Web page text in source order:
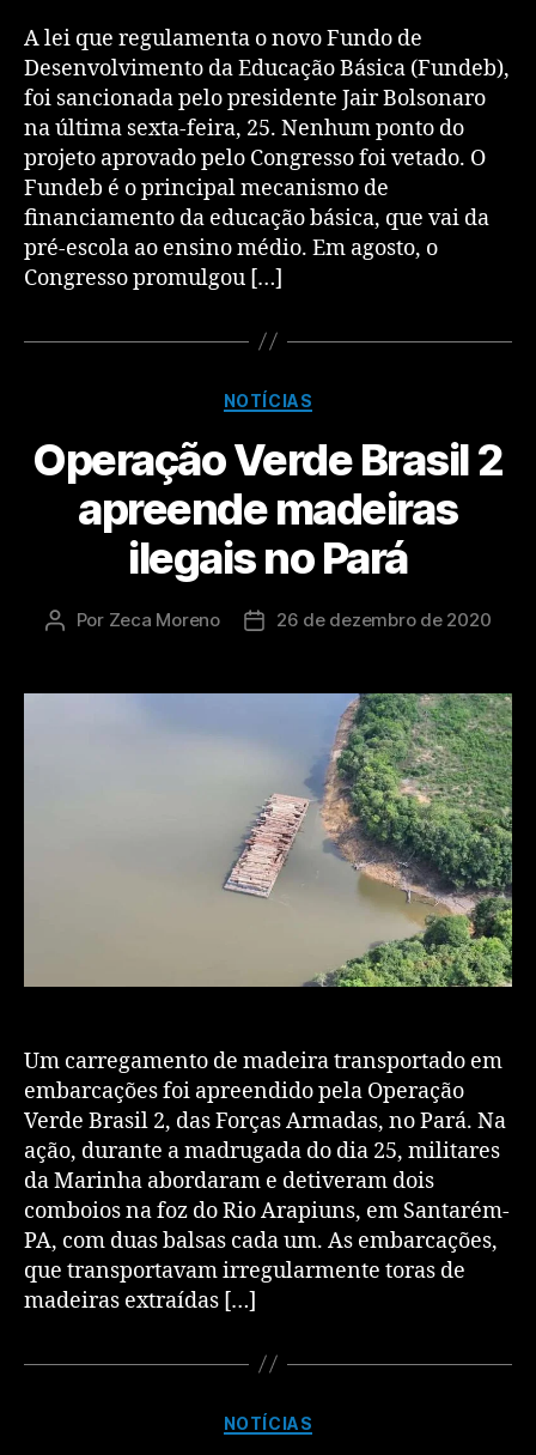
A lei que regulamenta o novo Fundo de
Desenvolvimento da Educação Básica (Fundeb),
foi sancionada pelo presidente Jair Bolsonaro
na última sexta-feira, 25. Nenhum ponto do
projeto aprovado pelo Congresso foi vetado. O
Fundeb é o principal mecanismo de
financiamento da educação básica, que vai da
pré-escola ao ensino médio. Em agosto, o
Congresso promulgou […]
NOTÍCIAS
Operação Verde Brasil 2
apreende madeiras
ilegais no Pará
Por Zeca Moreno 26 de dezembro de 2020
Um carregamento de madeira transportado em
embarcações foi apreendido pela Operação
Verde Brasil 2, das Forças Armadas, no Pará. Na
ação, durante a madrugada do dia 25, militares
da Marinha abordaram e detiveram dois
comboios na foz do Rio Arapiuns, em Santarém-
PA, com duas balsas cada um. As embarcações,
que transportavam irregularmente toras de
madeiras extraídas […]
NOTÍCIAS